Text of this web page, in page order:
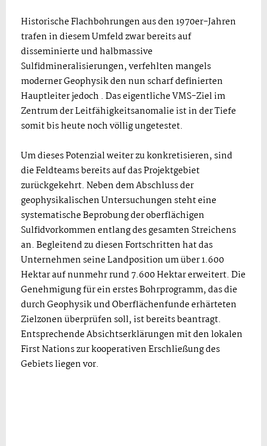
Historische Flachbohrungen aus den 1970er-Jahren
trafen in diesem Umfeld zwar bereits auf
disseminierte und halbmassive
Sulfidmineralisierungen, verfehlten mangels
moderner Geophysik den nun scharf definierten
Hauptleiter jedoch . Das eigentliche VMS-Ziel im
Zentrum der Leitfähigkeitsanomalie ist in der Tiefe
somit bis heute noch völlig ungetestet.
Um dieses Potenzial weiter zu konkretisieren, sind
die Feldteams bereits auf das Projektgebiet
zurückgekehrt. Neben dem Abschluss der
geophysikalischen Untersuchungen steht eine
systematische Beprobung der oberflächigen
Sulfidvorkommen entlang des gesamten Streichens
an. Begleitend zu diesen Fortschritten hat das
Unternehmen seine Landposition um über 1.600
Hektar auf nunmehr rund 7.600 Hektar erweitert. Die
Genehmigung für ein erstes Bohrprogramm, das die
durch Geophysik und Oberflächenfunde erhärteten
Zielzonen überprüfen soll, ist bereits beantragt.
Entsprechende Absichtserklärungen mit den lokalen
First Nations zur kooperativen Erschließung des
Gebiets liegen vor.